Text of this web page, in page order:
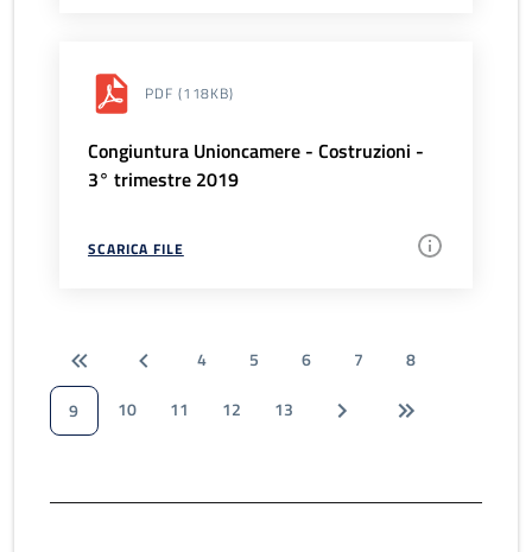
PDF (118KB)
Congiuntura Unioncamere - Costruzioni -
3° trimestre 2019
SCARICA FILE
4 5 6 7
8
9
10 11 12 13